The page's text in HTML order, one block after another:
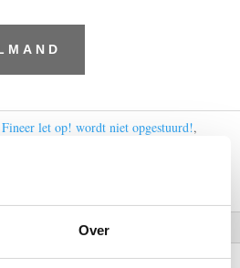
Over
Fineer let op! wordt niet opgestuurd!,